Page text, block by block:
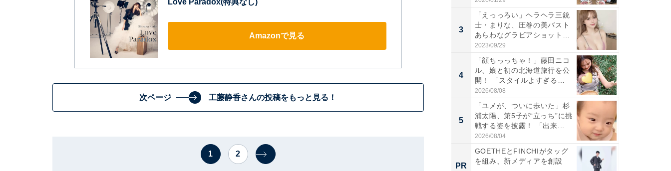
Love Paradox(特典なし)
Amazonで見る
次ページ 工藤静香さんの投稿をもっと見る！
1 2
3
「えっっろい」ヘラヘラ三銃
士・まりな、圧巻の美バスト
あらわなグラビアショット公
開...
2023/09/29
4
「顔ちっっちゃ！」藤田ニコ
ル、娘と初の北海道旅行を公
開！ 「スタイルよすぎる
よ〜...
2026/08/08
5
「ユメが、ついに歩いた」杉
浦太陽、第5子が“立っち”に挑
戦する姿を披露！ 「出来...
2026/08/04
PR
GOETHEとFINCHIがタッグ
を組み、新メディアを創設